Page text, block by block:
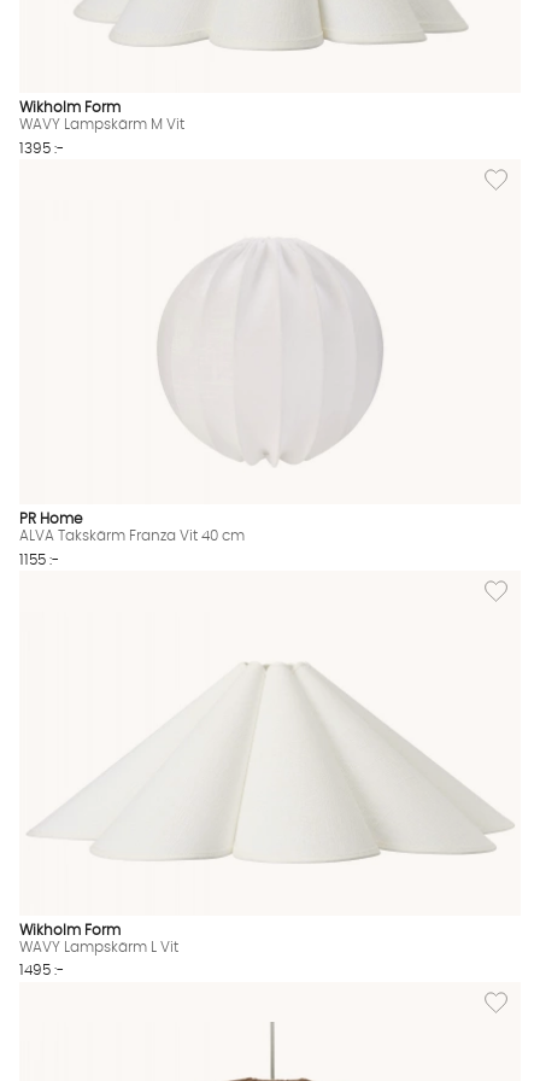
Wikholm Form
WAVY Lampskärm M Vit
1395 :-
Lägg
PR Home
ALVA Takskärm Franza Vit 40 cm
1155 :-
Lägg
Wikholm Form
WAVY Lampskärm L Vit
1495 :-
Lägg